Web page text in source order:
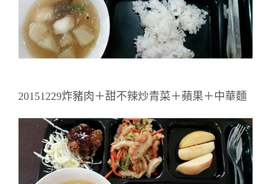
20151229炸豬肉＋甜不辣炒青菜＋蘋果＋中華麵